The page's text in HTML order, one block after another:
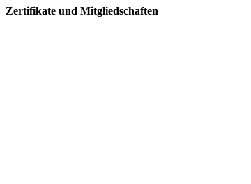
Zertifikate und Mitgliedschaften